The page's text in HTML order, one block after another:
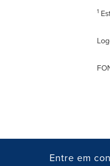
1
Entre em